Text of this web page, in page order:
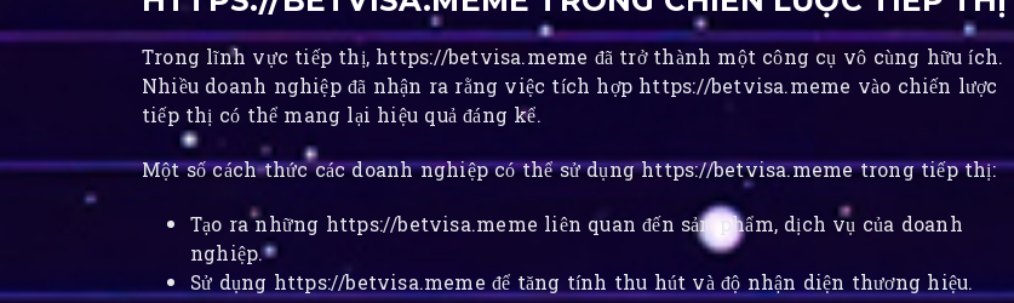
Trong lĩnh vực tiếp thị, https://betvisa.meme đã trở thành một công cụ vô cùng hữu ích.
Nhiều doanh nghiệp đã nhận ra rằng việc tích hợp https://betvisa.meme vào chiến lược
tiếp thị có thể mang lại hiệu quả đáng kể.
Một số cách thức các doanh nghiệp có thể sử dụng https://betvisa.meme trong tiếp thị:
Tạo ra những https://betvisa.meme liên quan đến sản phẩm, dịch vụ của doanh
nghiệp.
Sử dụng https://betvisa.meme để tăng tính thu hút và độ nhận diện thương hiệu.